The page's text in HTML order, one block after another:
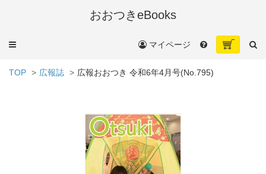
おおつきeBooks
メ
ュ
マイページ
TOP 広報誌 広報おおつき 令和6年4月号(No.795)